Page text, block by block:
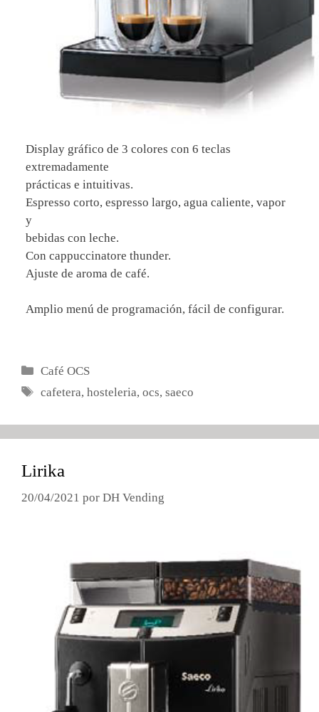
Display gráfico de 3 colores con 6 teclas
extremadamente
prácticas e intuitivas.
Espresso corto, espresso largo, agua caliente, vapor
y
bebidas con leche.
Con cappuccinatore thunder.
Ajuste de aroma de café.
Amplio menú de programación, fácil de configurar.
Categorías
Café OCS
Etiquetas
cafetera,hosteleria,ocs,saeco
Lirika
20/04/2021 por DH Vending